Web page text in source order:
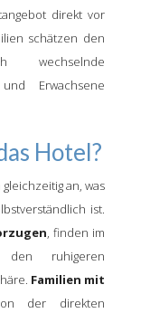
direkt vor
schätzen den
Erwachsene
Hotel?
an, was
ist.
, finden im
ruhigeren
Familien mit
der direkten